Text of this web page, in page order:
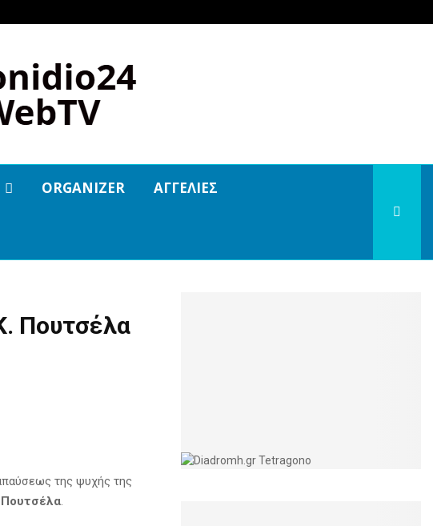
ORGANIZER ΑΓΓΕΛΙΕΣ
Πουτσέλα
της ψυχής της
Πουτσέλα.